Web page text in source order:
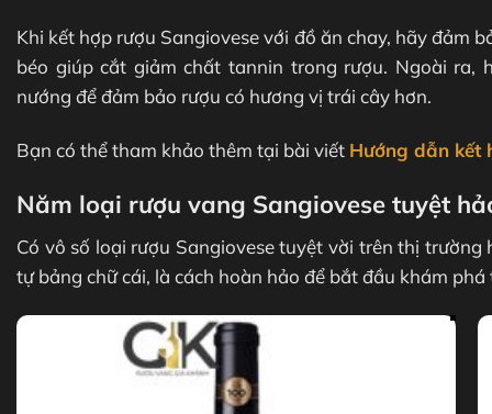
Khi kết hợp rượu Sangiovese với đồ ăn chay, hãy đảm
béo giúp cắt giảm chất tannin trong rượu. Ngoài
nướng để đảm bảo rượu có hương vị trái cây hơn.
Bạn có thể tham khảo thêm tại bài viết Hướng dẫn kết
Năm loại rượu vang Sangiovese tuyệt
Có vô số loại rượu Sangiovese tuyệt vời trên thị
tự bảng chữ cái, là cách hoàn hảo để bắt đầu khám